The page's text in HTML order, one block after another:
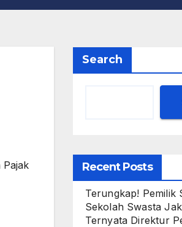
Pajak
Search
Recent Posts
Terungkap! Pemilik
Sekolah Swasta
Ternyata Direktur